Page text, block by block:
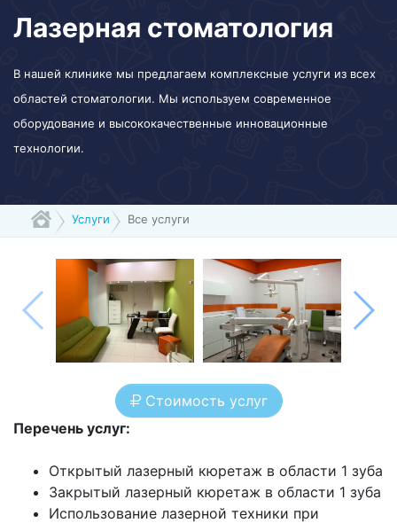
Лазерная стоматология
В нашей клинике мы предлагаем комплексные услуги из всех
областей стоматологии. Мы используем современное
оборудование и высококачественные инновационные
технологии.
Услуги Все услуги
Стоимость услуг
Перечень услуг:
Открытый лазерный кюретаж в области 1 зуба
Закрытый лазерный кюретаж в области 1 зуба
Использование лазерной техники при